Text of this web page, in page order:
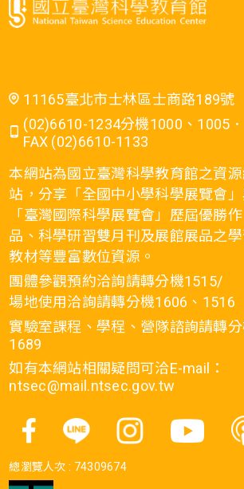
11165臺北市士林區士商路189號
(02)6610-1234分機1000、1005．
FAX (02)6610-1133
本網站為國立臺灣科學教育館之資源
站，分享「全國中小學科學展覽會
「臺灣國際科學展覽會」歷屆優勝作
品、科學研習雙月刊及展館展品之
教材等豐富數位資源。
團體參觀預約洽詢請轉分機1515/
場地使用洽詢請轉分機1606、1516
實驗室課程、學程、營隊諮詢請轉
1689
如有本網站相關疑問可洽E-mail：
ntsec@mail.ntsec.gov.tw
總瀏覽人次 : 74309674